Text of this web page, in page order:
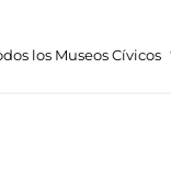
los Museos Cívicos